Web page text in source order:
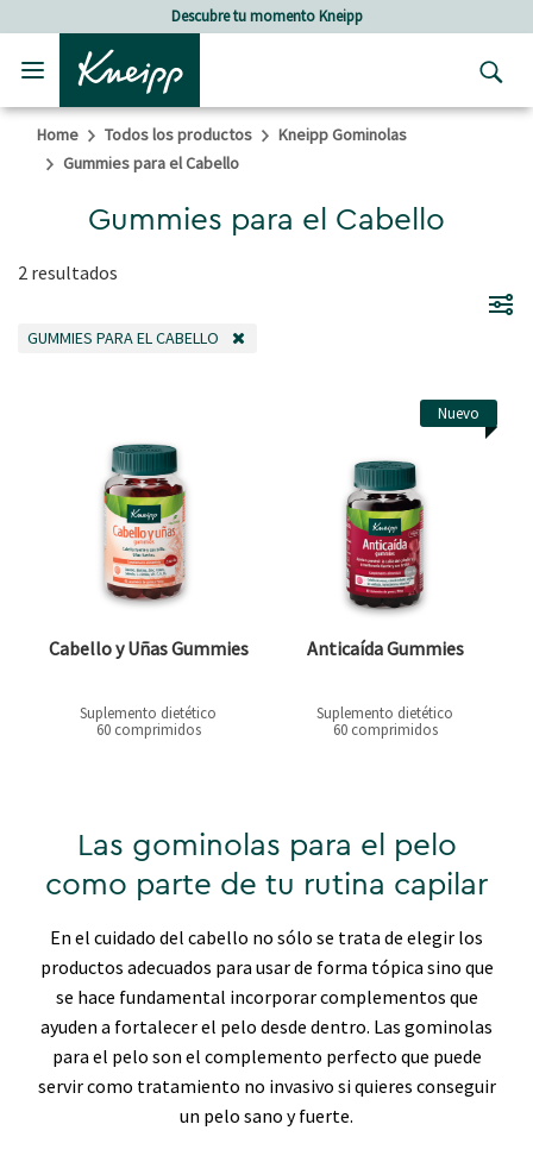
Skip to main content
Skip to footer contentDescubre tu momento Kneipp
Home Todos los productos
Kneipp Gominolas
Gummies para el Cabello
Gummies para el Cabello
2 resultados
GUMMIES PARA EL CABELLO
Cabello y Uñas Gummies
Suplemento dietético
60 comprimidos
Nuevo
Anticaída Gummies
Suplemento dietético
60 comprimidos
Las gominolas para el pelo
como parte de tu rutina capilar
En el cuidado del cabello no sólo se trata de elegir los
productos adecuados para usar de forma tópica sino que
se hace fundamental incorporar complementos que
ayuden a fortalecer el pelo desde dentro. Las gominolas
para el pelo son el complemento perfecto que puede
servir como tratamiento no invasivo si quieres conseguir
un pelo sano y fuerte.